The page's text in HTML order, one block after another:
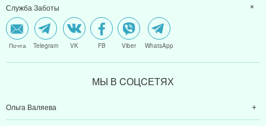
Служба Заботы
Почта Telegram VK FB Viber WhatsApp
МЫ В CОЦCЕТЯХ
Ольга Валяева